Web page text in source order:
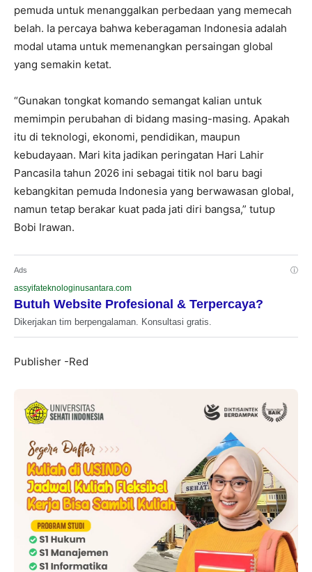
pemuda untuk menanggalkan perbedaan yang memecah
belah. Ia percaya bahwa keberagaman Indonesia adalah
modal utama untuk memenangkan persaingan global
yang semakin ketat.
“Gunakan tongkat komando semangat kalian untuk
memimpin perubahan di bidang masing-masing. Apakah
itu di teknologi, ekonomi, pendidikan, maupun
kebudayaan. Mari kita jadikan peringatan Hari Lahir
Pancasila tahun 2026 ini sebagai titik nol baru bagi
kebangkitan pemuda Indonesia yang berwawasan global,
namun tetap berakar kuat pada jati diri bangsa,” tutup
Bobi Irawan.
Ads ⓘ
assyifateknologinusantara.com
Butuh Website Profesional & Terpercaya?
Dikerjakan tim berpengalaman. Konsultasi gratis.
Publisher -Red